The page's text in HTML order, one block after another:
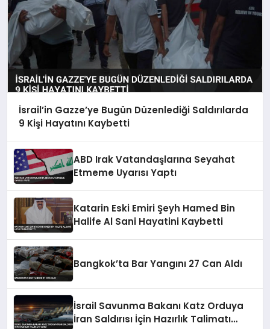
İsrail’in Gazze’ye Bugün Düzenlediği Saldırılarda
9 Kişi Hayatını Kaybetti
ABD Irak Vatandaşlarına Seyahat
Etmeme Uyarısı Yaptı
Katarin Eski Emiri Şeyh Hamed Bin
Halife Al Sani Hayatini Kaybetti
Bangkok’ta Bar Yangını 27 Can Aldı
İsrail Savunma Bakanı Katz Orduya
İran Saldırısı İçin Hazırlık Talimatı